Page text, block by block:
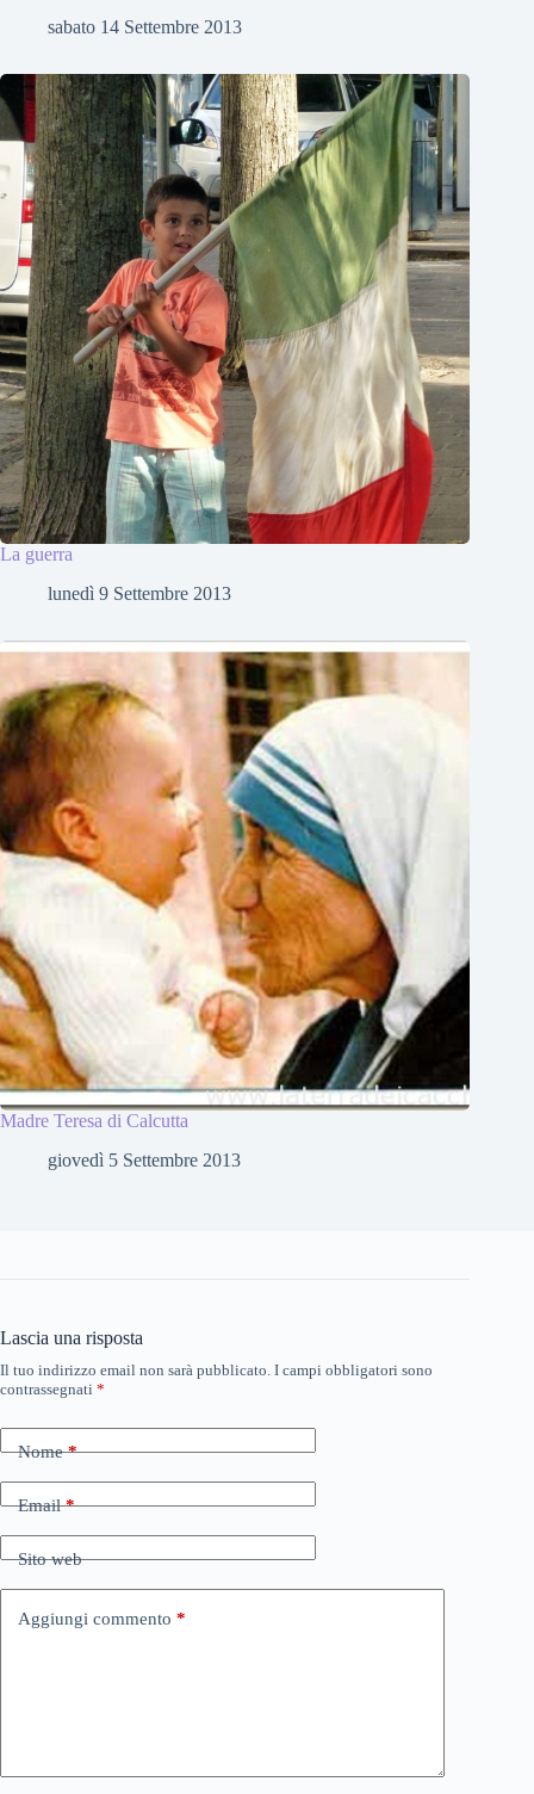
sabato 14 Settembre 2013
La guerra
lunedì 9 Settembre 2013
Madre Teresa di Calcutta
giovedì 5 Settembre 2013
Lascia una risposta
Il tuo indirizzo email non sarà pubblicato. I campi obbligatori sono
contrassegnati *
Nome*
Email*
Sito web
Aggiungi commento *